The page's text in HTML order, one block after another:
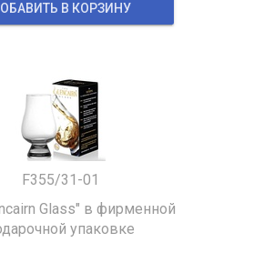
В КОРЗИНУ
F355/31-01
Glass" в фирменной
упаковке